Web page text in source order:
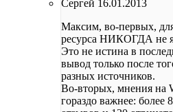
Сергей 16.01.2013
Максим, во-первых,
ресурса НИКОГДА не
Это не истина в
вывод только после
разных источников.
Во-вторых, мнения на
гораздо важнее: более